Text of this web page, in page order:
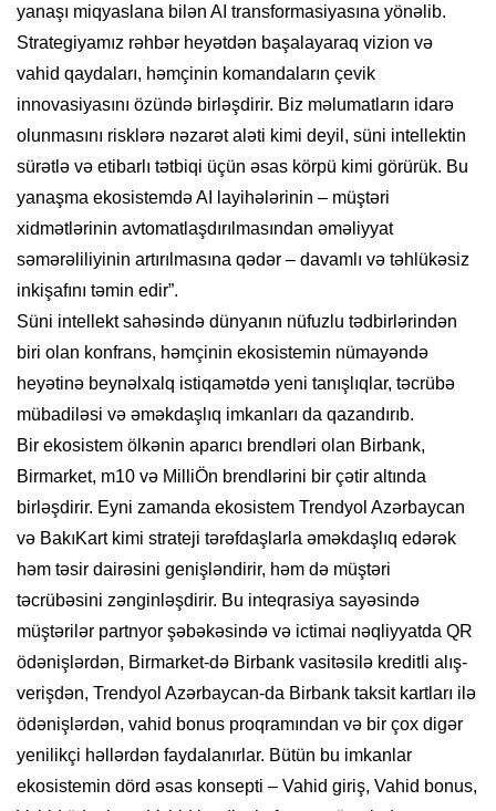
yanaşı miqyaslana bilən AI transformasiyasına yönəlib.
Strategiyamız rəhbər heyətdən başalayaraq vizion və
vahid qaydaları, həmçinin komandaların çevik
innovasiyasını özündə birləşdirir. Biz məlumatların idarə
olunmasını risklərə nəzarət aləti kimi deyil, süni intellektin
sürətlə və etibarlı tətbiqi üçün əsas körpü kimi görürük. Bu
yanaşma ekosistemdə AI layihələrinin – müştəri
xidmətlərinin avtomatlaşdırılmasından əməliyyat
səmərəliliyinin artırılmasına qədər – davamlı və təhlükəsiz
inkişafını təmin edir”.
Süni intellekt sahəsində dünyanın nüfuzlu tədbirlərindən
biri olan konfrans, həmçinin ekosistemin nümayəndə
heyətinə beynəlxalq istiqamətdə yeni tanışlıqlar, təcrübə
mübadiləsi və əməkdaşlıq imkanları da qazandırıb.
Bir ekosistem ölkənin aparıcı brendləri olan Birbank,
Birmarket, m10 və MilliÖn brendlərini bir çətir altında
birləşdirir. Eyni zamanda ekosistem Trendyol Azərbaycan
və BakıKart kimi strateji tərəfdaşlarla əməkdaşlıq edərək
həm təsir dairəsini genişləndirir, həm də müştəri
təcrübəsini zənginləşdirir. Bu inteqrasiya sayəsində
müştərilər partnyor şəbəkəsində və ictimai nəqliyyatda QR
ödənişlərdən, Birmarket-də Birbank vasitəsilə kreditli alış-
verişdən, Trendyol Azərbaycan-da Birbank taksit kartları ilə
ödənişlərdən, vahid bonus proqramından və bir çox digər
yenilikçi həllərdən faydalanırlar. Bütün bu imkanlar
ekosistemin dörd əsas konsepti – Vahid giriş, Vahid bonus,